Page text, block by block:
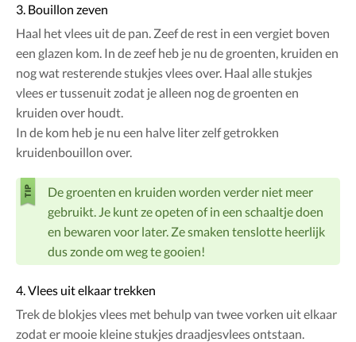
3. Bouillon zeven
Haal het vlees uit de pan. Zeef de rest in een vergiet boven
een glazen kom. In de zeef heb je nu de groenten, kruiden en
nog wat resterende stukjes vlees over. Haal alle stukjes
vlees er tussenuit zodat je alleen nog de groenten en
kruiden over houdt.
In de kom heb je nu een halve liter zelf getrokken
kruidenbouillon over.
De groenten en kruiden worden verder niet meer
gebruikt. Je kunt ze opeten of in een schaaltje doen
en bewaren voor later. Ze smaken tenslotte heerlijk
dus zonde om weg te gooien!
4. Vlees uit elkaar trekken
Trek de blokjes vlees met behulp van twee vorken uit elkaar
zodat er mooie kleine stukjes draadjesvlees ontstaan.